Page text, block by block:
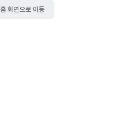
홈 화면으로 이동